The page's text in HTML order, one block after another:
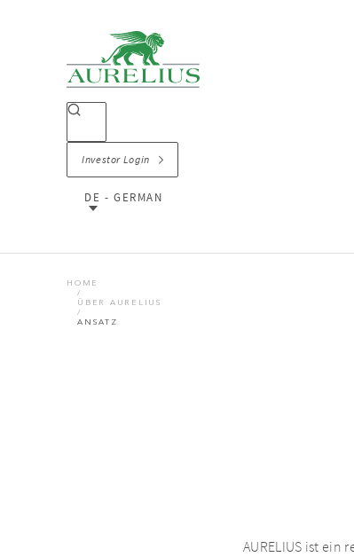
Investor Login
DE - GERMAN
HOME
ÜBER AURELIUS
ANSATZ
AURELIUS ist